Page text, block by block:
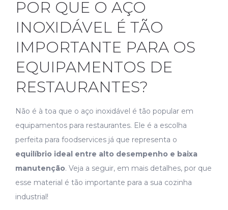
POR QUE O AÇO
INOXIDÁVEL É TÃO
IMPORTANTE PARA OS
EQUIPAMENTOS DE
RESTAURANTES?
Não é à toa que o aço inoxidável é tão popular em
equipamentos para restaurantes. Ele é a escolha
perfeita para foodservices já que representa o
equilíbrio ideal entre alto desempenho e baixa
manutenção. Veja a seguir, em mais detalhes, por que
esse material é tão importante para a sua cozinha
industrial!